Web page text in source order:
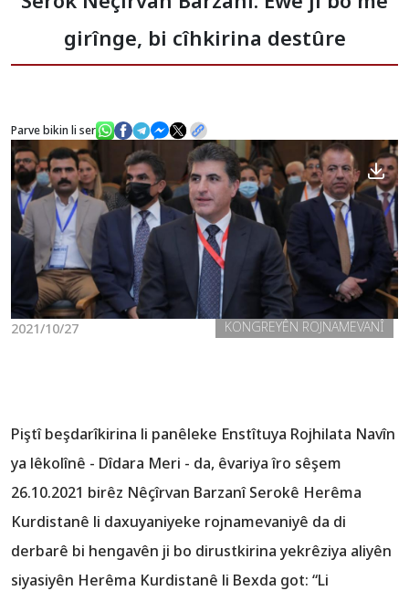
Stafê Serokatiyê
Sazî
Nûçe
Galerî
girînge, bi cîhkirina destûre
Parve bikin li ser
2021/10/27 KONGREYÊN ROJNAMEVANÎ
Piştî beşdarîkirina li panêleke Enstîtuya Rojhilata Navîn
ya lêkolînê - Dîdara Meri - da, êvariya îro sêşem
26.10.2021 birêz Nêçîrvan Barzanî Serokê Herêma
Kurdistanê li daxuyaniyeke rojnamevaniyê da di
derbarê bi hengavên ji bo dirustkirina yekrêziya aliyên
siyasiyên Herêma Kurdistanê li Bexda got: “Li